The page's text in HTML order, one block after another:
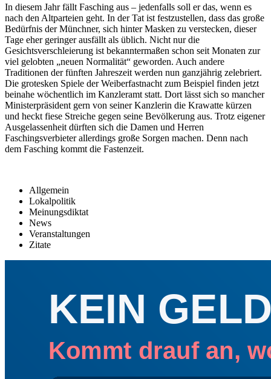
In diesem Jahr fällt Fasching aus – jedenfalls soll er das, wenn es
nach den Altparteien geht. In der Tat ist festzustellen, dass das große
Bedürfnis der Münchner, sich hinter Masken zu verstecken, dieser
Tage eher geringer ausfällt als üblich. Nicht nur die
Gesichtsverschleierung ist bekanntermaßen schon seit Monaten zur
viel gelobten „neuen Normalität“ geworden. Auch andere
Traditionen der fünften Jahreszeit werden nun ganzjährig zelebriert.
Die grotesken Spiele der Weiberfastnacht zum Beispiel finden jetzt
beinahe wöchentlich im Kanzleramt statt. Dort lässt sich so mancher
Ministerpräsident gern von seiner Kanzlerin die Krawatte kürzen
und heckt fiese Streiche gegen seine Bevölkerung aus. Trotz eigener
Ausgelassenheit dürften sich die Damen und Herren
Faschingsverbieter allerdings große Sorgen machen. Denn nach
dem Fasching kommt die Fastenzeit.
Allgemein
Lokalpolitik
Meinungsdiktat
News
Veranstaltungen
Zitate